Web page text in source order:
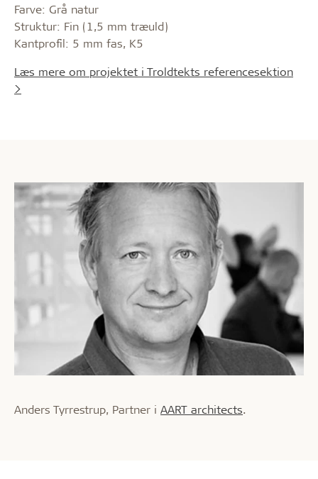
Farve: Grå natur
Struktur: Fin (1,5 mm træuld)
Kantprofil: 5 mm fas, K5
Læs mere om projektet i Troldtekts referencesektion
>
Anders Tyrrestrup, Partner i AART architects.